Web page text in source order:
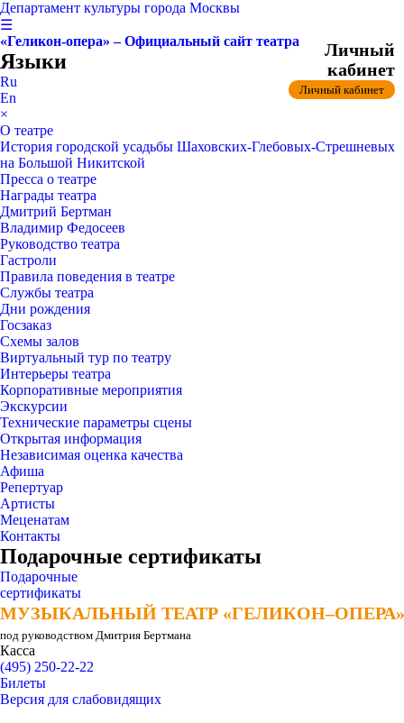
Департамент культуры города Москвы
☰
«Геликон-опера» – Официальный сайт театра
Языки
Ru
En
×
О театре
История городской усадьбы Шаховских-Глебовых-Стрешневых
на Большой Никитской
Пресса о театре
Награды театра
Дмитрий Бертман
Владимир Федосеев
Руководство театра
Гастроли
Правила поведения в театре
Службы театра
Дни рождения
Госзаказ
Схемы залов
Виртуальный тур по театру
Интерьеры театра
Корпоративные мероприятия
Экскурсии
Технические параметры сцены
Открытая информация
Независимая оценка качества
Афиша
Репертуар
Артисты
Меценатам
Контакты
Подарочные сертификаты
Подарочные
сертификаты
МУЗЫКАЛЬНЫЙ ТЕАТР «ГЕЛИКОН–ОПЕРА»
МУЗЫКАЛЬНЫЙ ТЕАТР «ГЕЛИКОН–ОПЕРА»
под руководством Дмитрия Бертмана
Касса
(495) 250-22-22
Личный
кабинет
Личный кабинет
Билеты
Версия для слабовидящих